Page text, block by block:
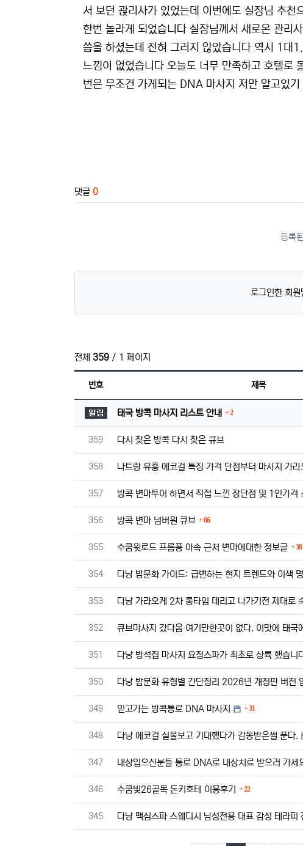
서 보던 괁리사가 있었는데 이번에도 실장님 추
한번 놀라게 되었습니다 실장님께서 새로온 관리
씀을 하셨는데 전혀 그러지 않았습니다 역시 1대
느낌이 없었습니다 오늘도 너무 만족하고 호텔로
번은 무조건 가게되는 DNA 마사지 저만 알고있
댓글 0
등록
로그인한 회
전체 359 / 1 페이지
번호
제목
공지사항
태국 방콕 마사지 리스트 안내 댓글
2
번호
359 다시 찾은 방콕 다시 찾은 큐브
번호
358 나트랑 유흥 에코걸 특징 가격 단점부터 마사지 가라
번호
357 방콕 변마투어 하면서 직접 느낀 장단점 및 1인가격
번호
356 방콕 변마 넘버원 큐브 댓글
66
번호
355 수쿰윗로드 프롬퐁 아속 근처 변마에대한 정보글 댓글
38
번호
354 다낭 밤문화 가이드: 급변하는 현지 트렌드와 이색
번호
353 다낭 가라오케 2차 롱타임 데리고 나가기전 제대로
번호
352 큐브마사지 갔다옴 여기만한곳이 없다. 이맛에 태국
번호
351 다낭 방석집 마사지 요정스파가 최초로 상륙 했습니
번호
350 다낭 밤문화 유형별 간단정리 2026년 개정판 버전
번호
349 믿고가는 방콕통로 DNA 마사지 댓글
31
번호
348 다낭 에코걸 실물보고 기대했다가 감동받은썰 푼다.
번호
347 내상입으신분들 통로 DNA로 내상치료 받으러 가세
번호
346 수쿰빛26골목 돈키호테 이용후기 댓글
22
번호
345 다낭 맥심스파 스웨디시 남성전용 대표 감성 테라피